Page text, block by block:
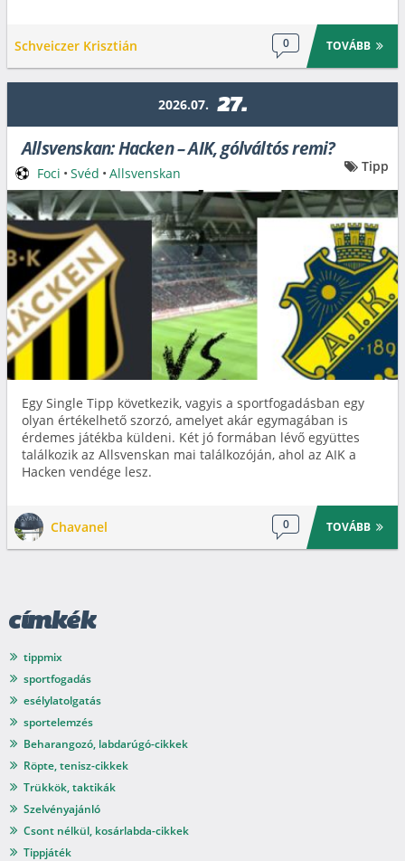
Schveiczer Krisztián 0 TOVÁBB
2026.07. 27.
Allsvenskan: Hacken – AIK, gólváltós remi?
Egy Single Tipp következik, vagyis a sportfogadásban egy
olyan értékelhető szorzó, amelyet akár egymagában is
érdemes játékba küldeni. Két jó formában lévő együttes
találkozik az Allsvenskan mai találkozóján, ahol az AIK a
Hacken vendége lesz.
Chavanel 0 TOVÁBB
Foci • Svéd • Allsvenskan Tipp
címkék
tippmix
sportfogadás
esélylatolgatás
sportelemzés
Beharangozó, labdarúgó-cikkek
Röpte, tenisz-cikkek
Trükkök, taktikák
Szelvényajánló
Csont nélkül, kosárlabda-cikkek
Tippjáték